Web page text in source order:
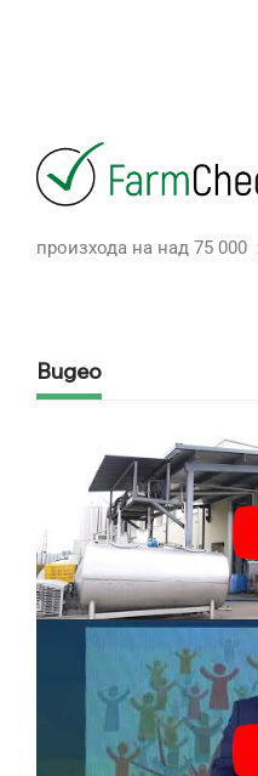
произхода на над 75 000
Видео